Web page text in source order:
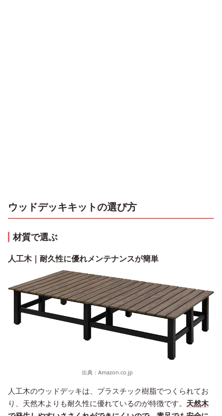
ウッドデッキキットの選び方
材質で選ぶ
人工木｜耐久性に優れメンテナンスが簡単
出典： Amazon.co.jp
人工木のウッドデッキは、プラスチック樹脂でつくられてお
り、天然木よりも耐久性に優れているのが特徴です。 天然木